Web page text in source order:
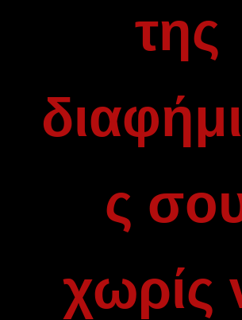
της
ς
χωρίς